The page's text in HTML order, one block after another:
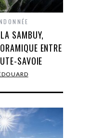
SAMBUY,
ENTRE
SAVOIE